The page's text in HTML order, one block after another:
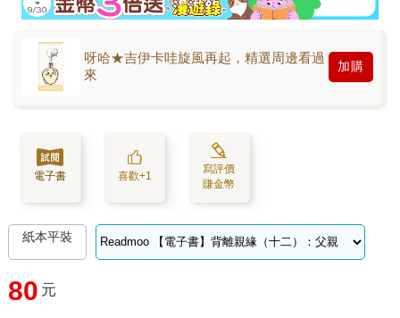
呀哈★吉伊卡哇旋風再起，精選周邊看過
來
加購
電子書 喜歡+1
寫評價
賺金幣
紙本平裝
80 元